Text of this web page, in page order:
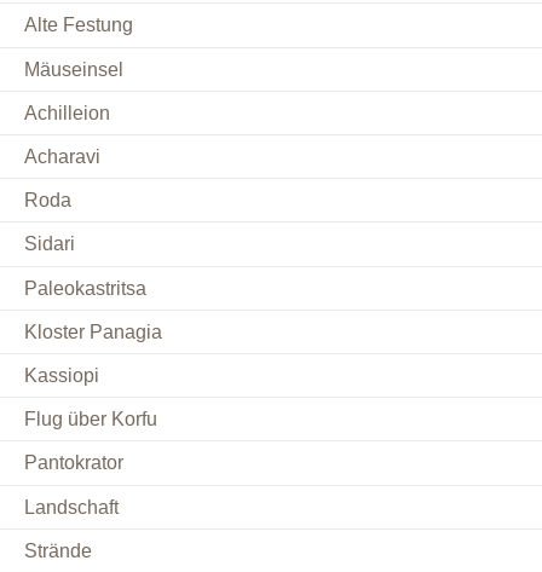
Alte Festung
Mäuseinsel
Achilleion
Acharavi
Roda
Sidari
Paleokastritsa
Kloster Panagia
Kassiopi
Flug über Korfu
Pantokrator
Landschaft
Strände